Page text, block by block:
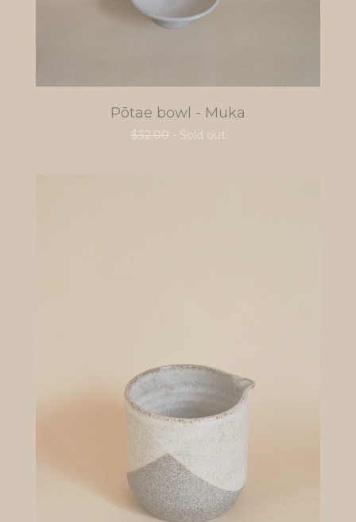
Pōtae bowl - Muka
$32.00 - Sold out